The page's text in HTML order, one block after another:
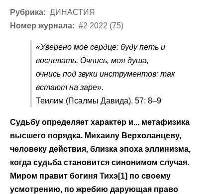
Рубрика: ДИНАСТИЯ
Номер журнала: #2 2022 (75)
«Уверено мое сердце: буду петь и
воспевать. Очнись, моя душа,
очнись под звуки инструментов: так
встают на заре».
Теилим (Псалмы Давида). 57: 8–9
Судьбу определяет характер и... метафизика
высшего порядка. Михаилу Верхоланцеву,
человеку действия, близка эпоха эллинизма,
когда судьба становится синонимом случая.
Миром правит богиня Тихэ[1] по своему
усмотрению, по жребию дарующая право